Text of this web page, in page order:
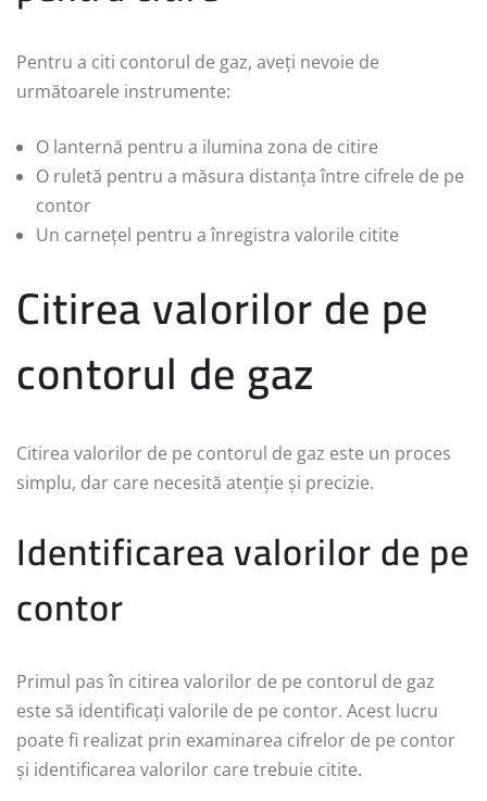
Pentru a citi contorul de gaz, aveți nevoie de
următoarele instrumente:
O lanternă pentru a ilumina zona de citire
O ruletă pentru a măsura distanța între cifrele de pe
contor
Un carnețel pentru a înregistra valorile citite
Citirea valorilor de pe
contorul de gaz
Citirea valorilor de pe contorul de gaz este un proces
simplu, dar care necesită atenție și precizie.
Identificarea valorilor de pe
contor
Primul pas în citirea valorilor de pe contorul de gaz
este să identificați valorile de pe contor. Acest lucru
poate fi realizat prin examinarea cifrelor de pe contor
și identificarea valorilor care trebuie citite.